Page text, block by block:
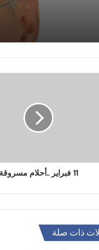
11 فبراير ..أحلام مسروقة
ذات صلة